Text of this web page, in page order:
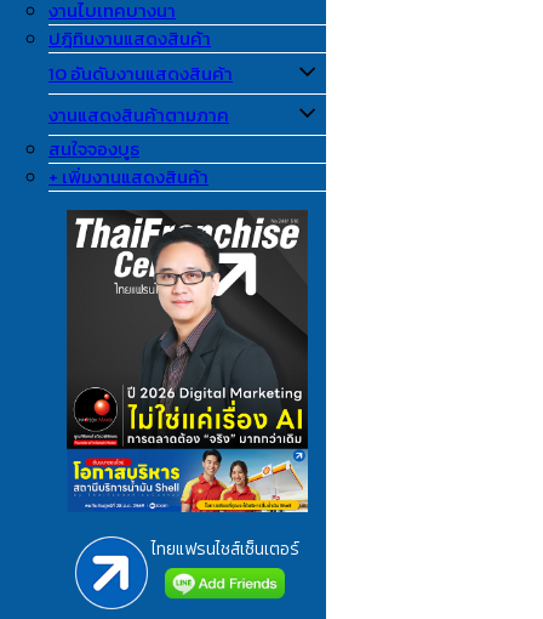
งานไบเทคบางนา
ปฎิทินงานแสดงสินค้า
10 อันดับงานแสดงสินค้า
งานแสดงสินค้าตามภาค
สนใจจองบูธ
+ เพิ่มงานแสดงสินค้า
ไทยแฟรนไชส์เซ็นเตอร์